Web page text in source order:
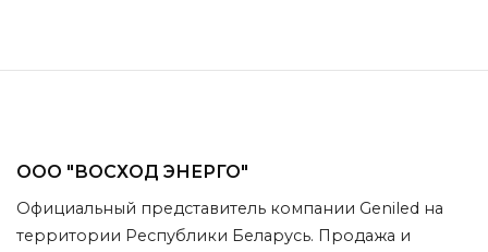
ООО "ВОСХОД ЭНЕРГО"
Официальный представитель компании Geniled на
территории Республики Беларусь. Продажа и